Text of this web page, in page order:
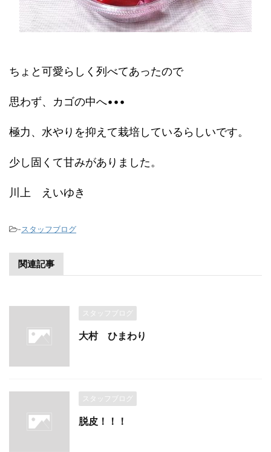
ちょと可愛らしく列べてあったので
思わず、カゴの中へ•••
極力、水やりを抑えて栽培しているらしいです。
少し固くて甘みがありました。
川上 えいゆき
-スタッフブログ
関連記事
スタッフブログ
大村 ひまわり
スタッフブログ
脱皮！！！